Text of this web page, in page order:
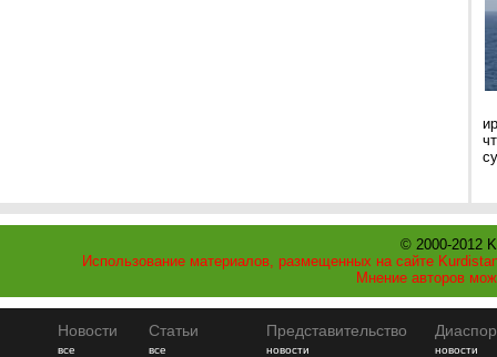
© 2000-2012
Использование материалов, размещенных на сайте
Мнение авторов
Новости
все
Статьи
все
Представительство
новости
новости